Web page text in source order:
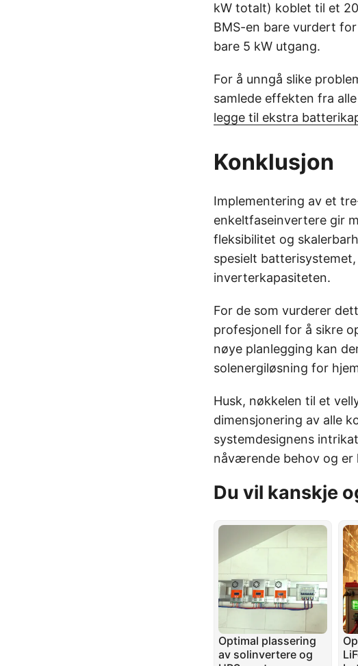
kW totalt) koblet til et
BMS-en bare vurdert
bare 5 kW utgang.
For å unngå slike
samlede effekten fra
legge til ekstra
Konklusjon
Implementering av et
enkeltfaseinvertere gir
fleksibilitet og
spesielt
inverterkapasiteten.
For de som vurderer
profesjonell for å sikre
nøye planlegging kan
solenergiløsning for
Husk, nøkkelen til et
dimensjonering av alle
systemdesignens
nåværende behov og
Du vil kanskje
Optimal plassering
av solinvertere og